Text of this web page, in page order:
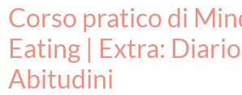
Corso pratico di
Eating | Extra:
Abitudini